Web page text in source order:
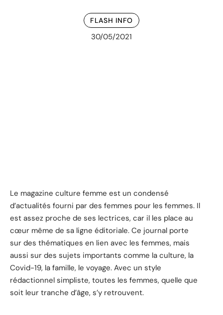
FLASH INFO
30/05/2021
Le magazine culture femme est un condensé
d’actualités fourni par des femmes pour les femmes. Il
est assez proche de ses lectrices, car il les place au
cœur même de sa ligne éditoriale. Ce journal porte
sur des thématiques en lien avec les femmes, mais
aussi sur des sujets importants comme la culture, la
Covid-19, la famille, le voyage. Avec un style
rédactionnel simpliste, toutes les femmes, quelle que
soit leur tranche d’âge, s’y retrouvent.